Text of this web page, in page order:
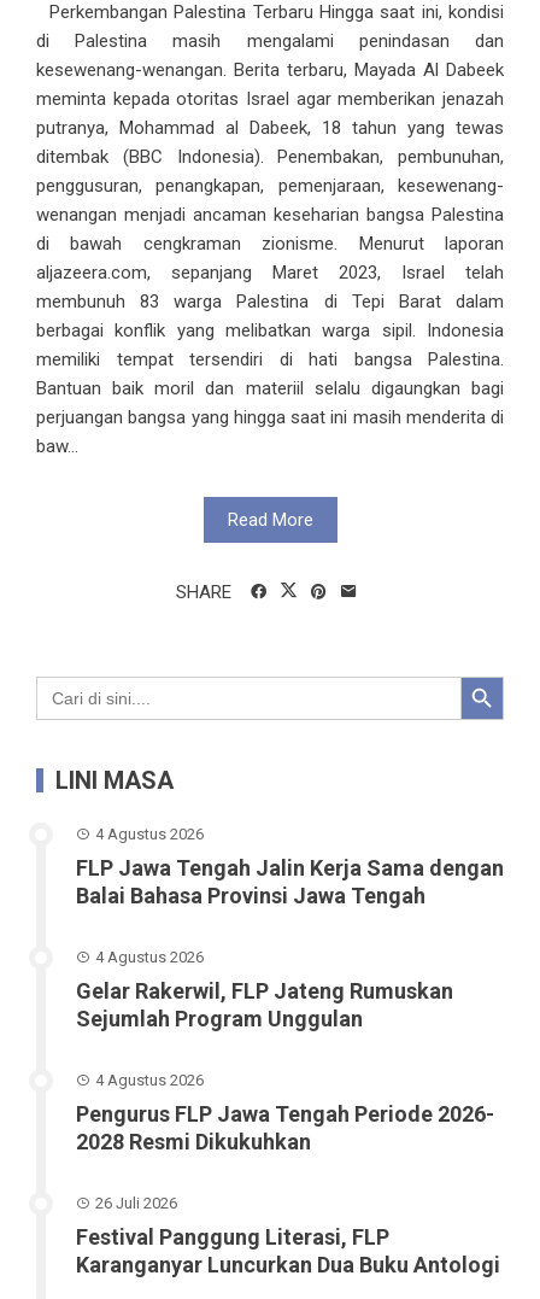
Perkembangan Palestina Terbaru Hingga saat ini, kondisi
di Palestina masih mengalami penindasan dan
kesewenang-wenangan. Berita terbaru, Mayada Al Dabeek
meminta kepada otoritas Israel agar memberikan jenazah
putranya, Mohammad al Dabeek, 18 tahun yang tewas
ditembak (BBC Indonesia). Penembakan, pembunuhan,
penggusuran, penangkapan, pemenjaraan, kesewenang-
wenangan menjadi ancaman keseharian bangsa Palestina
di bawah cengkraman zionisme. Menurut laporan
aljazeera.com, sepanjang Maret 2023, Israel telah
membunuh 83 warga Palestina di Tepi Barat dalam
berbagai konflik yang melibatkan warga sipil. Indonesia
memiliki tempat tersendiri di hati bangsa Palestina.
Bantuan baik moril dan materiil selalu digaungkan bagi
perjuangan bangsa yang hingga saat ini masih menderita di
baw...
Read More
SHARE
Search
for:
Search Button
LINI MASA
4 Agustus 2026
FLP Jawa Tengah Jalin Kerja Sama dengan
Balai Bahasa Provinsi Jawa Tengah
4 Agustus 2026
Gelar Rakerwil, FLP Jateng Rumuskan
Sejumlah Program Unggulan
4 Agustus 2026
Pengurus FLP Jawa Tengah Periode 2026-
2028 Resmi Dikukuhkan
26 Juli 2026
Festival Panggung Literasi, FLP
Karanganyar Luncurkan Dua Buku Antologi